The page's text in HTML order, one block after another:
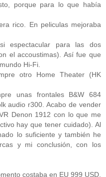
porque para lo que había
rico. En peliculas mejoraba
espectacular para las dos
el accoustimas). Así fue que
Hi-Fi.
otro Home Theater (HK
unas frontales B&W 684
audio r300. Acabo de vender
Denon 1912 con lo que me
hay que tener cuidado). Al
lo suficiente y también he
y mi conclusión, con los
costaba en EU 999 USD,